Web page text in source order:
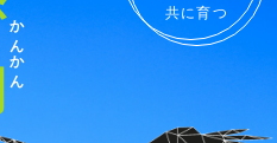
かんかん
共に育つ